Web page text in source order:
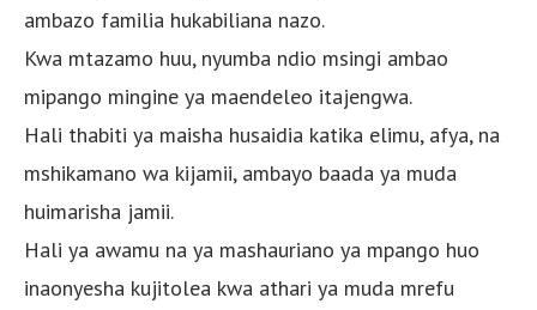
ambazo familia hukabiliana nazo.
Kwa mtazamo huu, nyumba ndio msingi ambao
mipango mingine ya maendeleo itajengwa.
Hali thabiti ya maisha husaidia katika elimu, afya, na
mshikamano wa kijamii, ambayo baada ya muda
huimarisha jamii.
Hali ya awamu na ya mashauriano ya mpango huo
inaonyesha kujitolea kwa athari ya muda mrefu